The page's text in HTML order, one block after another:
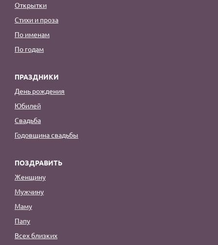
Открытки
Стихи и проза
По именам
По годам
ПРАЗДНИКИ
День рождения
Юбилей
Свадьба
Годовщина свадьбы
ПОЗДРАВИТЬ
Женщину
Мужчину
Маму
Папу
Всех близких